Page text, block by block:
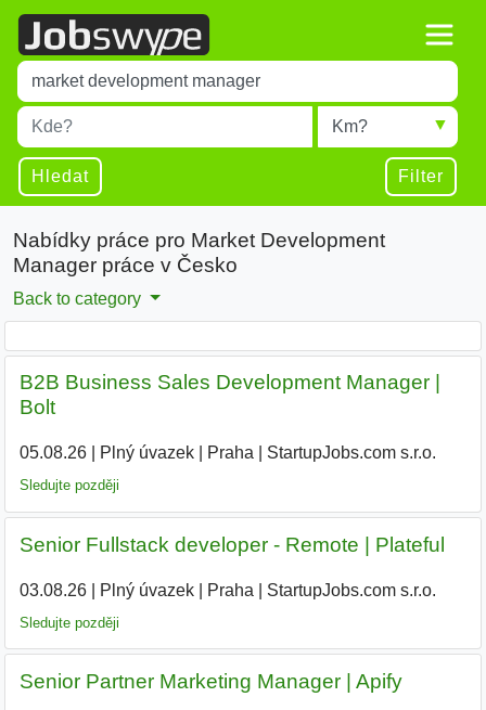
Title
Type 1 or more characters for results.
Místo
Type 1 or more characters for results.
Radius
Hledat Filter
Nabídky práce pro Market Development
Manager práce v Česko
Back to category
B2B Business Sales Development Manager |
Bolt
05.08.26| Plný úvazek| Praha StartupJobs.com s.r.o.
Sledujte později
Senior Fullstack developer - Remote | Plateful
03.08.26| Plný úvazek| Praha StartupJobs.com s.r.o.
Sledujte později
Senior Partner Marketing Manager | Apify